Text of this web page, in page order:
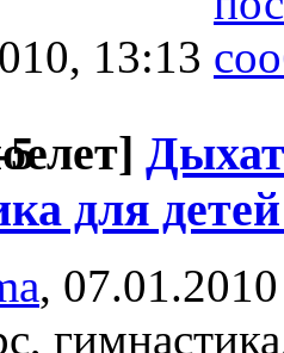
13:13
лет]
для
,